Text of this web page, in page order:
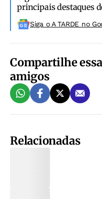
principais destaques
Siga o A TARDE no
Compartilhe
amigos
Relacionadas